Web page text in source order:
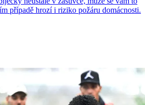
případě hrozí i riziko požáru domácnosti.